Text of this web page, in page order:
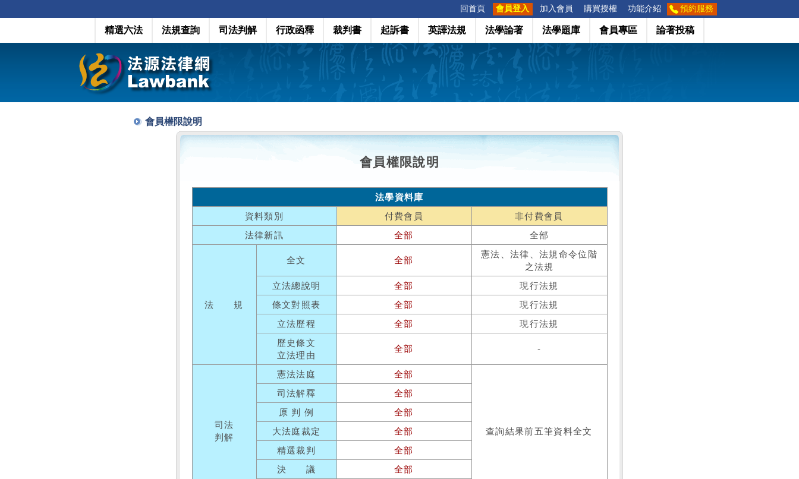
回首頁 會員登入 加入會員 購買授權 功能介紹 預約服務
精選六法 法規查詢 司法判解 行政函釋 裁判書 起訴書 英譯法規 法學論著 法學題庫 會員專區 論著投稿
會員權限說明
會員權限說明
法學資料庫
資料類別
付費會員
非付費會員
法律新訊
全部 全部
法 規
全文 全部
憲法、法律、法規命令位階
之法規
立法總說明
全部
現行法規
條文對照表
全部
現行法規
立法歷程
全部
現行法規
歷史條文
立法理由
全部 -
司法
判解
憲法法庭 全部
查詢結果前五筆資料全文
司法解釋
全部
原 判 例
全部
大法庭裁定
全部
精選裁判
全部
決 議
全部